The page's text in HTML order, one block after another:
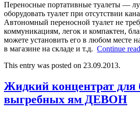
Переносные портативные туалеты —
оборудовать туалет при отсутствии
Автономный переносной туалет не
коммуникациям, легок и компактен,
можете установить его в любом месте
в магазине на складе и т.д. Continue
This entry was posted on 23.09.2013.
Жидкий концентрат для
выгребных ям ДЕВОН